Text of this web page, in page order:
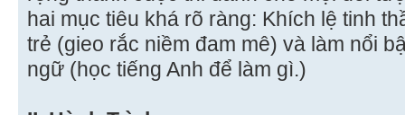
hai mục tiêu khá rõ ràng: Khích lệ tinh
trẻ (gieo rắc niềm đam mê) và làm nổi
ngữ (học tiếng Anh để làm gì.)